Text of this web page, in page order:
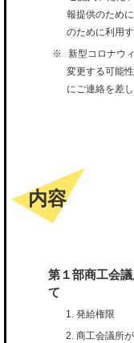
報提供のため
のために利用
新型コロナウ
変更する可能
にご連絡を差し
内容
第１部商工会
て
発給権限
商工会議所